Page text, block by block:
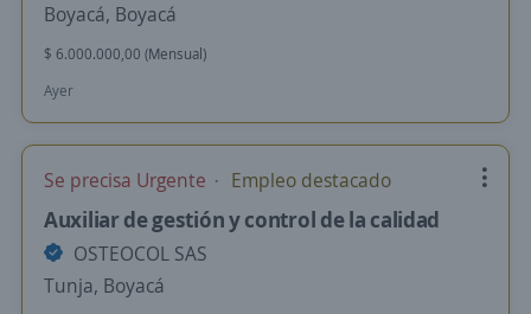
Boyacá, Boyacá
$ 6.000.000,00 (Mensual)
Ayer
Se precisa Urgente Empleo destacado
Auxiliar de gestión y control de la calidad
OSTEOCOL SAS
Tunja, Boyacá